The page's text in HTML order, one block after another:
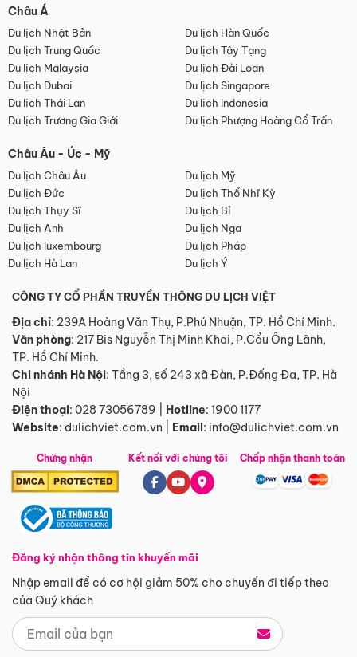
Châu Á
Du lịch Nhật Bản
Du lịch Hàn Quốc
Du lịch Trung Quốc
Du lịch Tây Tạng
Du lịch Malaysia
Du lịch Đài Loan
Du lịch Dubai
Du lịch Singapore
Du lịch Thái Lan
Du lịch Indonesia
Du lịch Trương Gia Giới
Du lịch Phượng Hoàng Cổ Trấn
Châu Âu - Úc - Mỹ
Du lịch Châu Âu
Du lịch Mỹ
Du lịch Đức
Du lịch Thổ Nhĩ Kỳ
Du lịch Thụy Sĩ
Du lịch Bỉ
Du lịch Anh
Du lịch Nga
Du lịch luxembourg
Du lịch Pháp
Du lịch Hà Lan
Du lịch Ý
CÔNG TY CỔ PHẦN TRUYỀN THÔNG DU LỊCH VIỆT
Địa chỉ: 239A Hoàng Văn Thụ, P.Phú Nhuận, TP. Hồ Chí Minh.
Văn phòng: 217 Bis Nguyễn Thị Minh Khai, P.Cầu Ông Lãnh,
TP. Hồ Chí Minh.
Chi nhánh Hà Nội: Tầng 3, số 243 xã Đàn, P.Đống Đa, TP. Hà
Nội
Điện thoại: 028 73056789 Hotline: 1900 1177
Website: dulichviet.com.vn Email: info@dulichviet.com.vn
Chứng nhận
Đăng ký nhận thông tin khuyến mãi
Nhập email để có cơ hội giảm 50% cho chuyến đi tiếp theo
của Quý khách
Kết nối với chúng tôi Chấp nhận thanh toán